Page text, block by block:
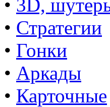
• 3D,
• Стратегии
• Гонки
• Аркады
• Карточные